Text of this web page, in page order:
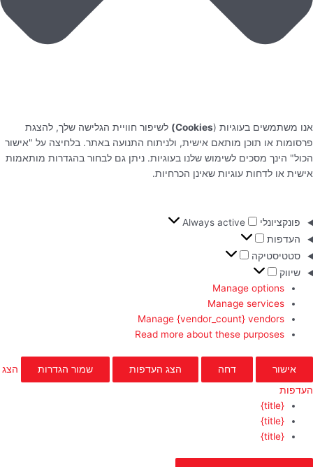
אנו משתמשים בעוגיות (Cookies)
לשיפור חוויית הגלישה שלך, להצגת
פרסומות או תוכן מותאם אישית, ולניתוח התנועה באתר. בלחיצה על "אישור
הכול" הינך מסכים לשימוש שלנו בעוגיות. ניתן גם לבחור בהגדרות מותאמות
אישית או לדחות עוגיות שאינן הכרחיות.
פונקציונלי
Always active
העדפות
סטטיסטיקה
שיווק
Manage options
Manage services
Manage {vendor_count} vendors
Read more about these purposes
אישור דחה הצג העדפות שמור הגדרות
הצג
העדפות
{title}
{title}
{title}